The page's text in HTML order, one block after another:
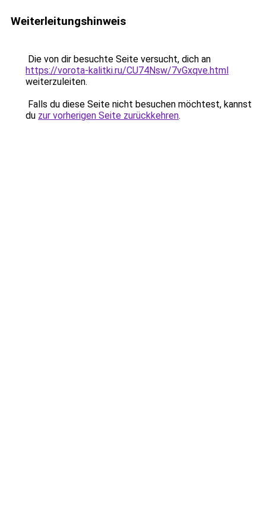
Weiterleitungshinweis
Die von dir besuchte Seite versucht, dich an
https://vorota-kalitki.ru/CU74Nsw/7vGxqve.html
weiterzuleiten.
Falls du diese Seite nicht besuchen möchtest, kannst
du zur vorherigen Seite zurückkehren.